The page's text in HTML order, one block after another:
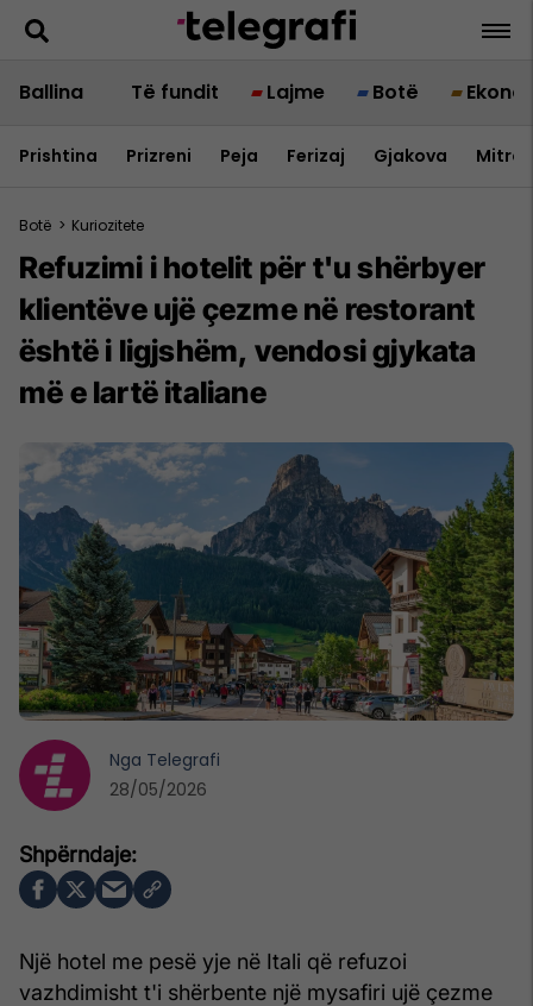
Ballina Të fundit Lajme Botë
Prishtina Prizreni Peja Ferizaj Gjakova
Botë > Kuriozitete
Refuzimi i hotelit për t'u shërbyer
klientëve ujë çezme në restorant
është i ligjshëm, vendosi gjykata
më e lartë italiane
Një hotel me pesë yje në Itali që refuzoi
vazhdimisht t'i shërbente një mysafiri ujë çezme
Nga Telegrafi
28/05/2026